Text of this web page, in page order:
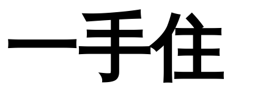
一手住